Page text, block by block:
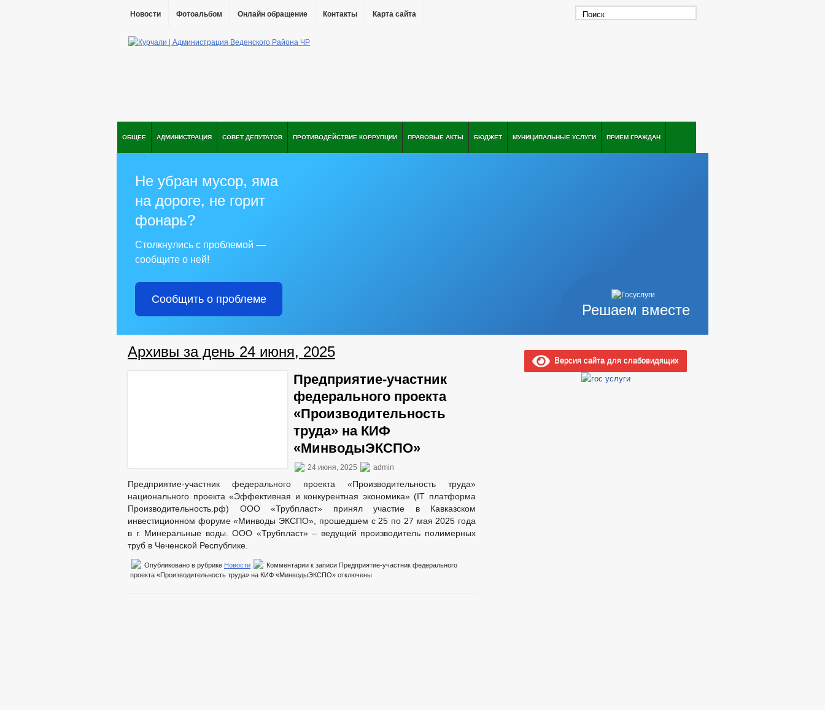
Новости Фотоальбом Онлайн обращение Контакты Карта сайта
ОБЩЕЕ АДМИНИСТРАЦИЯ СОВЕТ ДЕПУТАТОВ ПРОТИВОДЕЙСТВИЕ КОРРУПЦИИ ПРАВОВЫЕ АКТЫ БЮДЖЕТ МУНИЦИПАЛЬНЫЕ УСЛУГИ ПРИЕМ ГРАЖДАН
Решаем вместе
Не убран мусор, яма
на дороге, не горит
фонарь?
Столкнулись с проблемой —
сообщите о ней!
Сообщить о проблеме
Архивы за день 24 июня, 2025
Предприятие-участник
федерального проекта
«Производительность
труда» на КИФ
«МинводыЭКСПО»
24 июня, 2025 admin
Предприятие-участник федерального проекта «Производительность труда»
национального проекта «Эффективная и конкурентная экономика» (IT платформа
Производительность.рф) ООО «Трубпласт» принял участие в Кавказском
инвестиционном форуме «Минводы ЭКСПО», прошедшем с 25 по 27 мая 2025 года
в г. Минеральные воды. ООО «Трубпласт» – ведущий производитель полимерных
труб в Чеченской Республике.
Опубликовано в рубрике Новости Комментарии к записи Предприятие-участник федерального
проекта «Производительность труда» на КИФ «МинводыЭКСПО» отключены
Версия сайта для слабовидящих